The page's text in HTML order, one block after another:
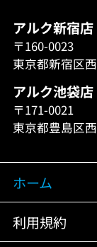
アルク新宿店
〒160-0023
東京都新宿区
アルク池袋店
〒171-0021
東京都豊島区
ホーム
利用規約